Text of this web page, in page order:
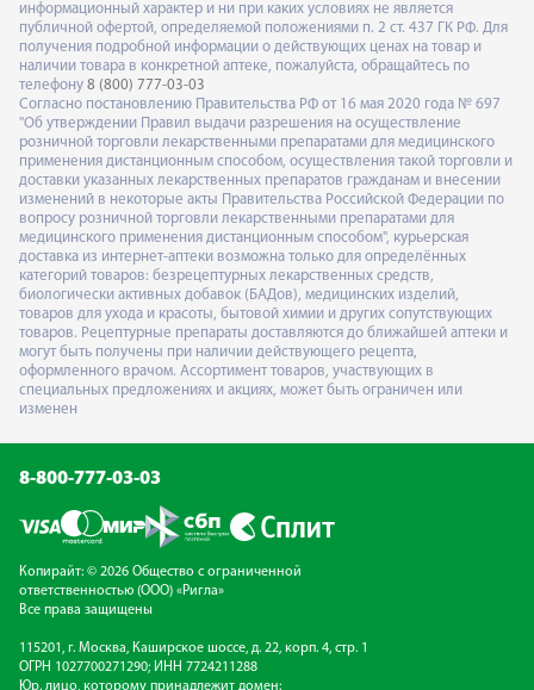
информационный характер и ни при каких условиях не является
публичной офертой, определяемой положениями п. 2 ст. 437 ГК РФ. Для
получения подробной информации о действующих ценах на товар и
наличии товара в конкретной аптеке, пожалуйста, обращайтесь по
телефону 8 (800) 777-03-03
Согласно постановлению Правительства РФ от 16 мая 2020 года № 697
"Об утверждении Правил выдачи разрешения на осуществление
розничной торговли лекарственными препаратами для медицинского
применения дистанционным способом, осуществления такой торговли и
доставки указанных лекарственных препаратов гражданам и внесении
изменений в некоторые акты Правительства Российской Федерации по
вопросу розничной торговли лекарственными препаратами для
медицинского применения дистанционным способом", курьерская
доставка из интернет-аптеки возможна только для определённых
категорий товаров: безрецептурных лекарственных средств,
биологически активных добавок (БАДов), медицинских изделий,
товаров для ухода и красоты, бытовой химии и других сопутствующих
товаров. Рецептурные препараты доставляются до ближайшей аптеки и
могут быть получены при наличии действующего рецепта,
оформленного врачом. Ассортимент товаров, участвующих в
специальных предложениях и акциях, может быть ограничен или
изменен
8-800-777-03-03
Копирайт: © 2026 Общество с ограниченной
ответственностью (ООО) «Ригла»
Все права защищены
115201, г. Москва, Каширское шоссе, д. 22, корп. 4, стр. 1
ОГРН 1027700271290; ИНН 7724211288
Юр. лицо, которому принадлежит домен: